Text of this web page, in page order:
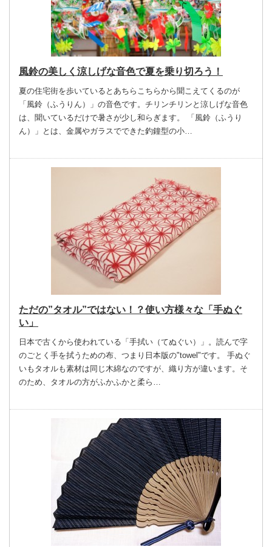
風鈴の美しく涼しげな音色で夏を乗り切ろう！
夏の住宅街を歩いているとあちらこちらから聞こえてくるのが
「風鈴（ふうりん）」の音色です。チリンチリンと涼しげな音色
は、聞いているだけで暑さが少し和らぎます。 「風鈴（ふうり
ん）」とは、金属やガラスでできた釣鐘型の小…
ただの”タオル”ではない！？使い方様々な「手ぬぐ
い」
日本で古くから使われている「手拭い（てぬぐい）」。読んで字
のごとく手を拭うための布、つまり日本版の"towel"です。 手ぬぐ
いもタオルも素材は同じ木綿なのですが、織り方が違います。そ
のため、タオルの方がふかふかと柔ら…